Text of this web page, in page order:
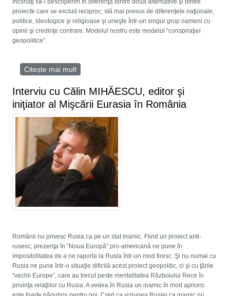
înclinaţi să-l descoperim în diferenţa dintre două alternative şi dintre
proiecte care se exclud reciproc; stă mai presus de diferenţele naţionale,
politice, ideologice şi religioase şi uneşte într-un singur grup oameni cu
opinii şi credinţe contrare. Modelul nostru este modelul “conspiraţiei
geopolitice”.
Citește mai mult
Interviu cu Călin MIHĂESCU, editor şi
iniţiator al Mişcării Eurasia în România
Românii nu privesc Rusia ca pe un stat inamic. Fiind un proiect anti-
rusesc, prezenţa în “Noua Europă” pro-americană ne pune în
imposibilitatea de a ne raporta la Rusia într-un mod firesc. Şi nu numai cu
Rusia ne pune într-o situaţie dificilă acest proiect geopolitic, ci şi cu ţările
“vechii Europe”, care au trecut peste mentalitatea Războiului Rece în
privinţa relaţiilor cu Rusia. A vedea în Rusia un inamic în mod aprioric